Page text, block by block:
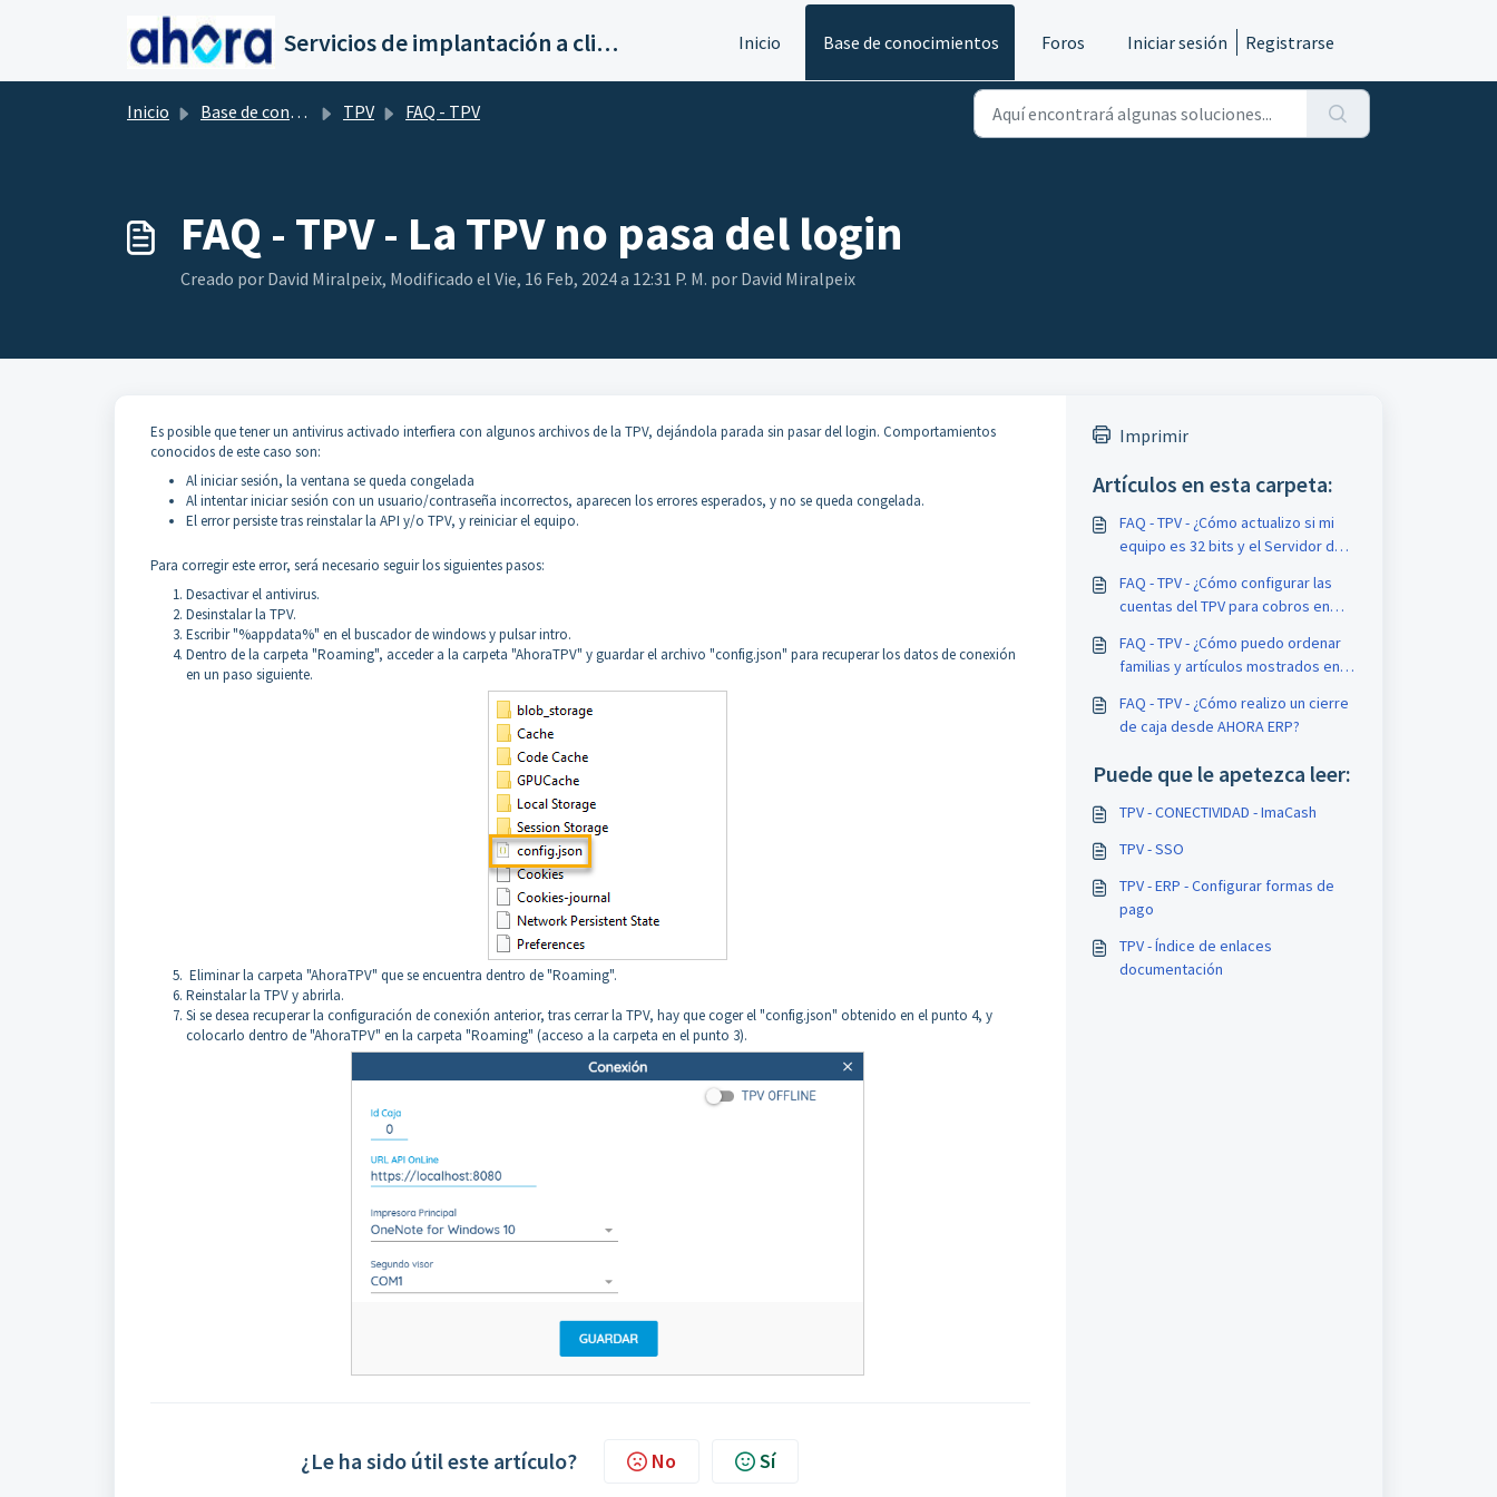
Saltar al contenido principal
Servicios de implantación a clientes de Ahora Inicio Base de conocimientos Foros Iniciar sesión Registrarse
Inicio Base de conocimientos TPV FAQ - TPV
FAQ - TPV - La TPV no pasa del login
Creado por David Miralpeix, Modificado el Vie, 16 Feb, 2024 a 12:31 P. M. por David Miralpeix
Es posible que tener un antivirus activado interfiera con algunos archivos de la TPV, dejándola parada sin pasar del login. Comportamientos
conocidos de este caso son:
Al iniciar sesión, la ventana se queda congelada
Al intentar iniciar sesión con un usuario/contraseña incorrectos, aparecen los errores esperados, y no se queda congelada.
El error persiste tras reinstalar la API y/o TPV, y reiniciar el equipo.
Para corregir este error, será necesario seguir los siguientes pasos:
Desactivar el antivirus.
Desinstalar la TPV.
Escribir "%appdata%" en el buscador de windows y pulsar intro.
Dentro de la carpeta "Roaming", acceder a la carpeta "AhoraTPV" y guardar el archivo "config.json" para recuperar los datos de conexión
en un paso siguiente.
Eliminar la carpeta "AhoraTPV" que se encuentra dentro de "Roaming".
Reinstalar la TPV y abrirla.
Si se desea recuperar la configuración de conexión anterior, tras cerrar la TPV, hay que coger el "config.json" obtenido en el punto 4, y
colocarlo dentro de "AhoraTPV" en la carpeta "Roaming" (acceso a la carpeta en el punto 3).
¿Le ha sido útil este artículo? No Sí
Imprimir
Artículos en esta carpeta:
FAQ - TPV - ¿Cómo actualizo si mi
equipo es 32 bits y el Servidor de
FAQ - TPV - ¿Cómo configurar las
cuentas del TPV para cobros en
FAQ - TPV - ¿Cómo puedo ordenar
familias y artículos mostrados en
FAQ - TPV - ¿Cómo realizo un cierre
de caja desde AHORA ERP?
Puede que le apetezca leer:
TPV - CONECTIVIDAD - ImaCash
TPV - SSO
TPV - ERP - Configurar formas de
pago
TPV - Índice de enlaces
documentación